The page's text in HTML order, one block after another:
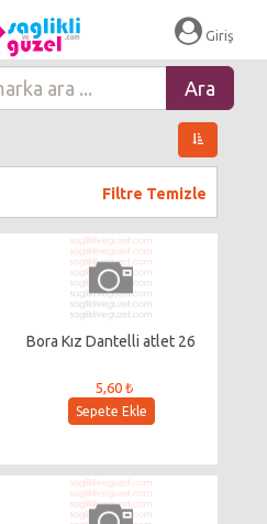
Giriş
Filtre Temizle
Bora Kız Dantelli atlet 26
5,60 ₺
Sepete Ekle